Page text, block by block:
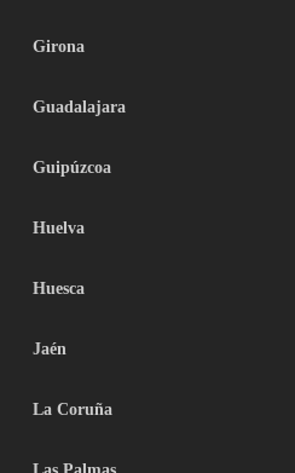
Girona
Guadalajara
Guipúzcoa
Huelva
Huesca
Jaén
La Coruña